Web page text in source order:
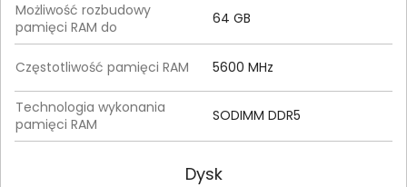
Możliwość rozbudowy
pamięci RAM do
64 GB
Częstotliwość pamięci RAM 5600 MHz
Technologia wykonania
pamięci RAM
SODIMM DDR5
Dysk